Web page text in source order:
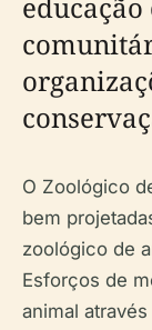
O Zoológico
bem
zoológico de
Esforços de
animal